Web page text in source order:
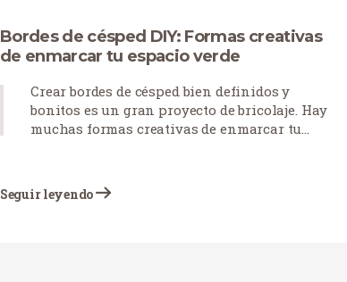
Bordes de césped DIY: Formas creativas
de enmarcar tu espacio verde
Crear bordes de césped bien definidos y
bonitos es un gran proyecto de bricolaje. Hay
muchas formas creativas de enmarcar tu
caminos y elementos clave e incorporar
plantas para aprovechar elementos
Seguir leyendo